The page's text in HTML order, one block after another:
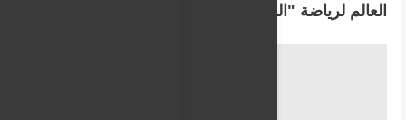
العالم لرياضة "الجو جيتسو" في تايلاند.